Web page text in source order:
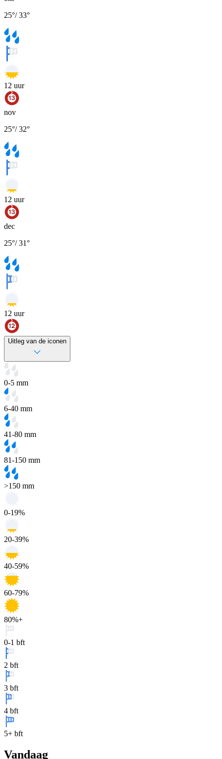
25°/33°
12 uur
nov
25°/32°
12 uur
dec
25°/31°
12 uur
Uitleg van de iconen
0-5 mm
6-40 mm
41-80 mm
81-150 mm
>150 mm
0-19%
20-39%
40-59%
60-79%
80%+
0-1 bft
2 bft
3 bft
4 bft
5+ bft
Vandaag